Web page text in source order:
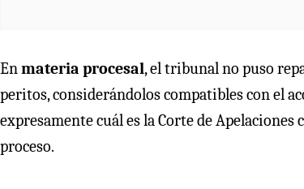
Enmateria procesal, el tribunal no puso
peritos, considerándolos compatibles con el
expresamente cuál es la Corte de
proceso.